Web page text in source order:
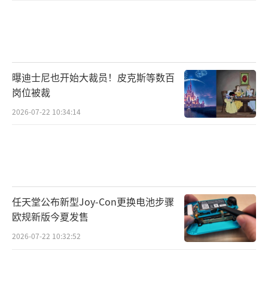
曝迪士尼也开始大裁员！皮克斯等数百
岗位被裁
2026-07-22 10:34:14
任天堂公布新型Joy-Con更换电池步骤
欧规新版今夏发售
2026-07-22 10:32:52